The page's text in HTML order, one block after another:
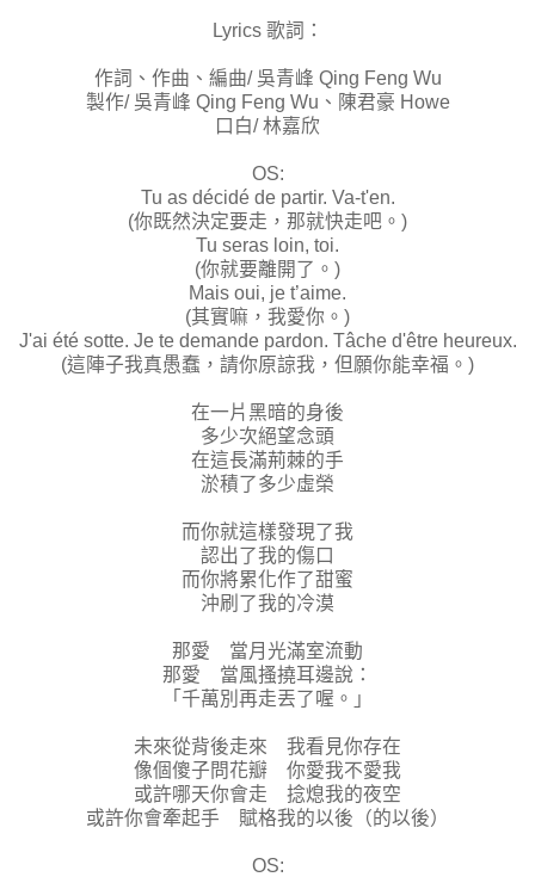
Lyrics 歌詞：
作詞、作曲、編曲/ 吳青峰 Qing Feng Wu
製作/ 吳青峰 Qing Feng Wu、陳君豪 Howe
口白/ 林嘉欣
OS:
Tu as décidé de partir. Va-t'en.
(你既然決定要走，那就快走吧。)
Tu seras loin, toi.
(你就要離開了。)
Mais oui, je t’aime.
(其實嘛，我愛你。)
J'ai été sotte. Je te demande pardon. Tâche d'être heureux.
(這陣子我真愚蠢，請你原諒我，但願你能幸福。)
在一片黑暗的身後
多少次絕望念頭
在這長滿荊棘的手
淤積了多少虛榮
而你就這樣發現了我
認出了我的傷口
而你將累化作了甜蜜
沖刷了我的冷漠
那愛 當月光滿室流動
那愛 當風搔撓耳邊說：
「千萬別再走丟了喔。」
未來從背後走來 我看見你存在
像個傻子問花瓣 你愛我不愛我
或許哪天你會走 捻熄我的夜空
或許你會牽起手 賦格我的以後（的以後）
OS: